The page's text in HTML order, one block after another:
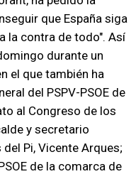
que España siga
la contra de todo". Así
durante un
el que también ha
del PSPV-PSOE de
al Congreso de los
y secretario
del Pi, Vicente Arques;
de la comarca de